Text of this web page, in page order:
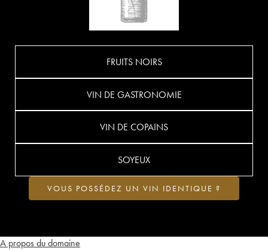
A propos du domaine
FRUITS NOIRS
VIN DE GASTRONOMIE
VIN DE COPAINS
SOYEUX
VOUS POSSÉDEZ UN VIN IDENTIQUE ?